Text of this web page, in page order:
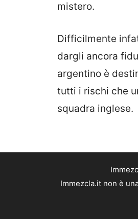
mistero.
Difficilmente
dargli ancora
argentino è
tutti i rischi che
squadra inglese.
Immezcla.it non è